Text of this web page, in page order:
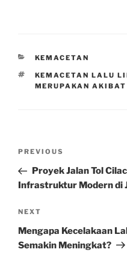
CATEGORIES
KEMACETAN
TAGS
KEMACETAN LALU
MERUPAKAN
Previous
Post
PREVIOUS
Proyek Jalan Tol
Infrastruktur Modern di
Next
Post
NEXT
Mengapa Kecelakaan
Semakin Meningkat?